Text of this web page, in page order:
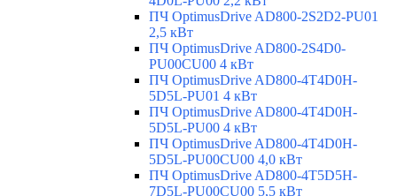
ПЧ OptimusDrive AD800-2S2D2-PU01
2,5 кВт
ПЧ OptimusDrive AD800-2S4D0-
PU00CU00 4 кВт
ПЧ OptimusDrive AD800-4T4D0H-
5D5L-PU01 4 кВт
ПЧ OptimusDrive AD800-4T4D0H-
5D5L-PU00 4 кВт
ПЧ OptimusDrive AD800-4T4D0H-
5D5L-PU00CU00 4,0 кВт
ПЧ OptimusDrive AD800-4T5D5H-
7D5L-PU00CU00 5,5 кВт